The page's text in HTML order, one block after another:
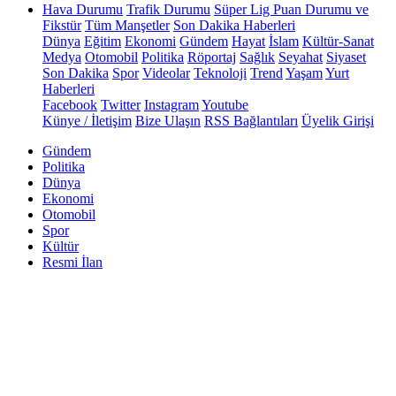
Hava Durumu Trafik Durumu Süper Lig Puan Durumu ve
Fikstür Tüm Manşetler Son Dakika Haberleri
Dünya Eğitim Ekonomi Gündem Hayat İslam Kültür-Sanat
Medya Otomobil Politika Röportaj Sağlık Seyahat Siyaset
Son Dakika Spor Videolar Teknoloji Trend YaşamYurt
Haberleri
Facebook Twitter InstagramYoutube
Künye / İletişim Bize Ulaşın RSS Bağlantıları Üyelik Girişi
Gündem
Politika
Dünya
Ekonomi
Otomobil
Spor
Kültür
Resmi İlan